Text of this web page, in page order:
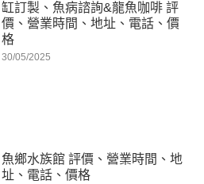
缸訂製、魚病諮詢&龍魚咖啡 評
價、營業時間、地址、電話、價
格
30/05/2025
魚鄉水族館 評價、營業時間、地
址、電話、價格